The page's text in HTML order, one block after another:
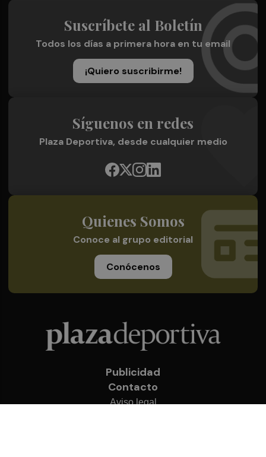
Suscríbete al Boletín
Todos los días a primera hora en tu email
¡Quiero suscribirme!
Síguenos en redes
Plaza Deportiva, desde cualquier medio
Quienes Somos
Conoce al grupo editorial
Conócenos
Publicidad
Contacto
Aviso legal